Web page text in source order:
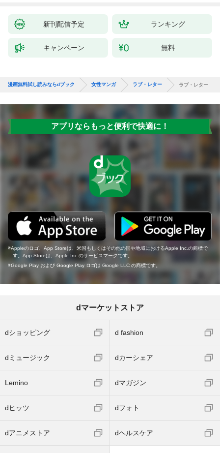
新刊配信予定 ランキング
キャンペーン 無料
漫画無料試し読みならdブック 女性マンガ ラブ・レター ラブ・レター
アプリならもっと便利で快適に！
Appleのロゴ、App Storeは、米国もしくはその他の国や地域におけるApple Inc.の商標で
す。App Storeは、Apple Inc.のサービスマークです。
Google Play および Google Play ロゴは Google LLC の商標です。
dマーケットストア
dショッピング d fashion
dミュージック dカーシェア
Lemino dマガジン
dヒッツ dフォト
dアニメストア dヘルスケア